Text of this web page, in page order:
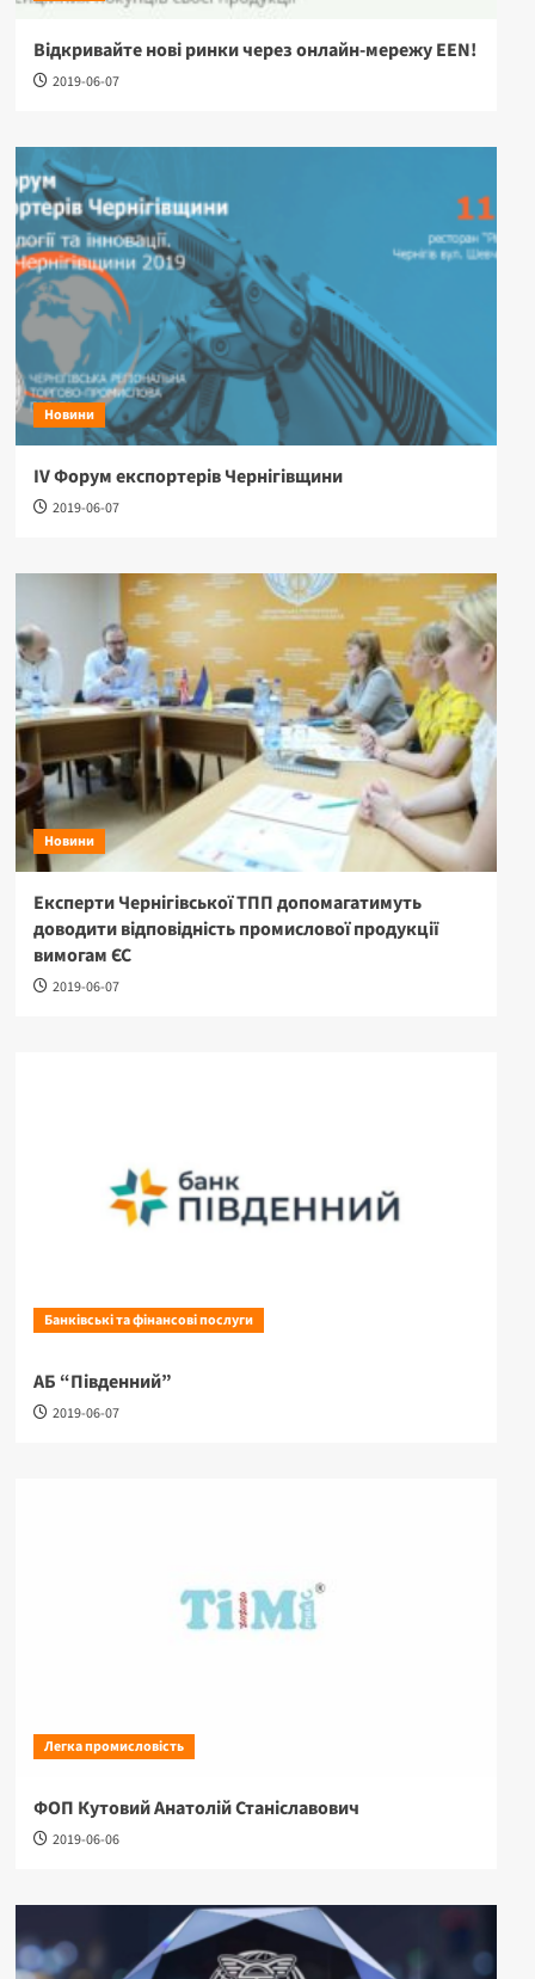
Відкривайте нові ринки через онлайн-мережу EEN!
2019-06-07
Новини
IV Форум експортерів Чернігівщини
2019-06-07
Новини
Експерти Чернігівської ТПП допомагатимуть
доводити відповідність промислової продукції
вимогам ЄС
2019-06-07
Банківські та фінансові послуги
АБ “Південний”
2019-06-07
Легка промисловість
ФОП Кутовий Анатолій Станіславович
2019-06-06